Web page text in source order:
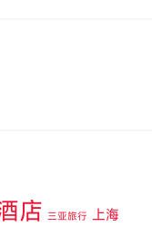
店 三亚旅行 上海